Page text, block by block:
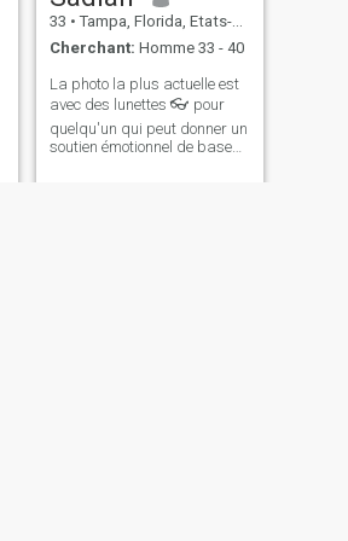
33 • Tampa, Florida, Etats-Unis
Cherchant: Homme 33 - 40
La photo la plus actuelle est
avec des lunettes 👓 pour
quelqu'un qui peut donner un
soutien émotionnel de base